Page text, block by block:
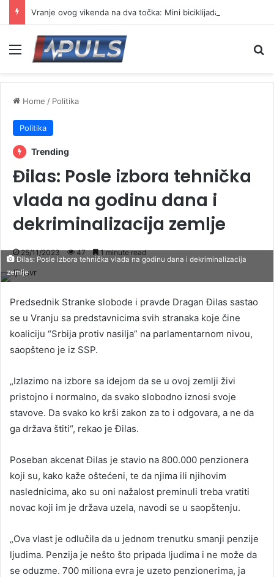
Menu
Home / Politika
Politika
Trending
Đilas: Posle izbora tehnička
vlada na godinu dana i
dekriminalizacija zemlje
25/11/2023 47 1 minute read
Đilas: Posle izbora tehnička vlada na godinu dana i dekriminalizacija
zemlje
Predsednik Stranke slobode i pravde Dragan Đilas sastao
se u Vranju sa predstavnicima svih stranaka koje čine
koaliciju “Srbija protiv nasilja” na parlamentarnom nivou,
saopšteno je iz SSP.
„Izlazimo na izbore sa idejom da se u ovoj zemlji živi
pristojno i normalno, da svako slobodno iznosi svoje
stavove. Da svako ko krši zakon za to i odgovara, a ne da
ga država štiti“, rekao je Đilas.
Poseban akcenat Đilas je stavio na 800.000 penzionera
koji su, kako kaže oštećeni, te da njima ili njihovim
naslednicima, ako su oni nažalost preminuli treba vratiti
novac koji im je država uzela, navodi se u saopštenju.
„Ova vlast je odlučila da u jednom trenutku smanji penzije
ljudima. Penzija je nešto što pripada ljudima i ne može da
se oduzme. 700 miliona evra je uzeto penzionerima, ja